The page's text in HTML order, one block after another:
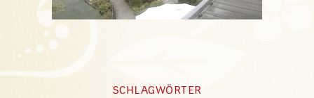
SCHLAGWÖRTER